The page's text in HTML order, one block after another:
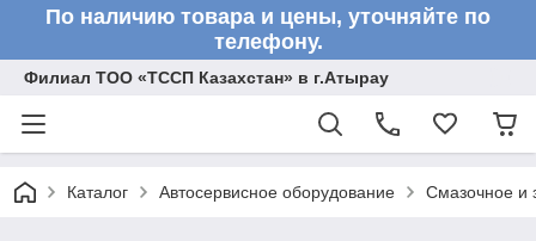
По наличию товара и цены, уточняйте по
телефону.
Филиал ТОО «ТССП Казахстан» в г.Атырау
Каталог Автосервисное оборудование Смазочное и